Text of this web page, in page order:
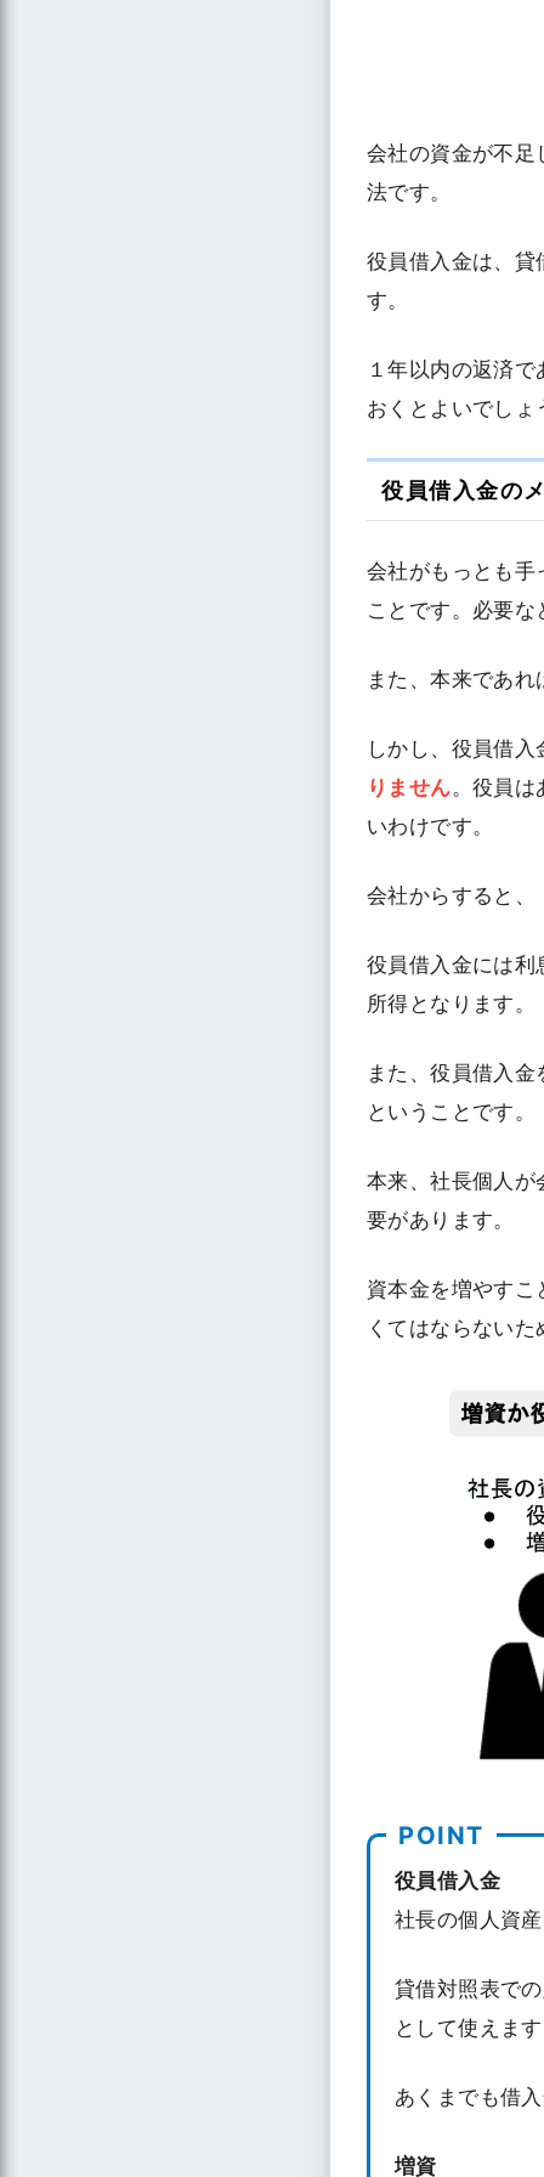
会社の資金が不足
法です。
役員借入金は、貸
す。
１年以内の返済
おくとよいでしょ
役員借入金の
会社がもっとも手
ことです。必要
また、本来であれ
しかし、役員借
りません。役員は
いわけです。
会社からすると、
役員借入金には利
所得となります。
また、役員借入
ということです。
本来、社長個人が
要があります。
資本金を増やす
くてはならない
役員借入金
社長の個人資
貸借対照表で
として使えま
あくまでも借
増資